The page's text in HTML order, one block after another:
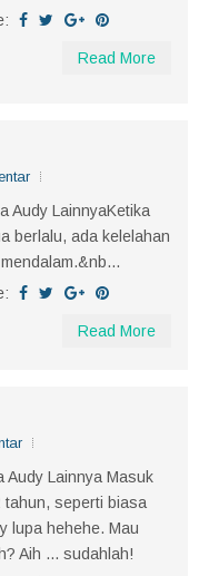
Read More
Audy LainnyaKetika
berlalu, ada kelelahan
Read More
Audy Lainnya Masuk
tahun, seperti biasa
lupa hehehe. Mau
Aih ... sudahlah!